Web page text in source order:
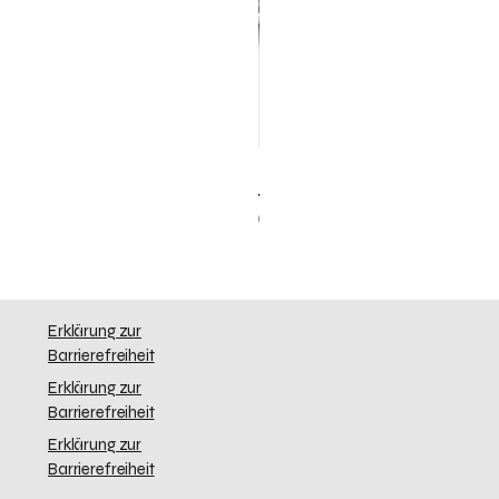
Preis
0,00 $
Erklärung zur
Barrierefreiheit
Erklärung zur
Barrierefreiheit
Erklärung zur
Barrierefreiheit